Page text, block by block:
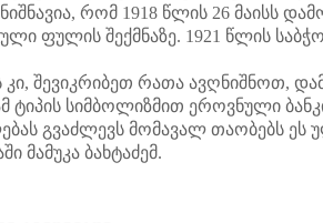
რომ 1918 წლის 26 მაისს
ფულის შექმნაზე. 1921 წლის
შევიკრიბეთ რათა ავღნიშნოთ,
ტიპის სიმბოლიზმით ეროვნული
გვაძლევს მომავალ თაობებს
მამუკა ბახტაძემ.